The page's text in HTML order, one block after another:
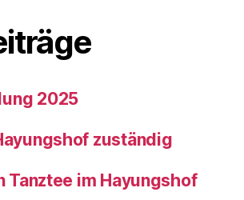
2025
zuständig
Tanztee im Hayungshof